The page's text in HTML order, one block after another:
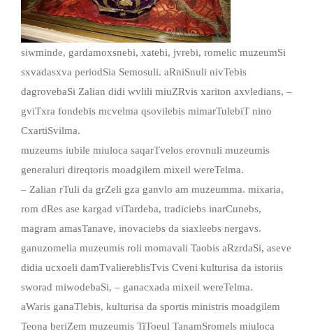
siwminde, gardamoxsnebi, xatebi, jvrebi, romelic muzeumSi
sxvadasxva periodSia Semosuli. aRniSnuli nivTebis
dagrovebaSi Zalian didi wvlili miuZRvis xariton axvledians, –
gviTxra fondebis mcvelma qsovilebis mimarTulebiT nino
CxartiSvilma.
muzeums iubile miuloca saqarTvelos erovnuli muzeumis
generaluri direqtoris moadgilem mixeil wereTelma.
– Zalian rTuli da grZeli gza ganvlo am muzeumma. mixaria,
rom dRes ase kargad viTardeba, tradiciebs inarCunebs,
magram amasTanave, inovaciebs da siaxleebs nergavs.
ganuzomelia muzeumis roli momavali Taobis aRzrdaSi, aseve
didia ucxoeli damTvaliereblisTvis Cveni kulturisa da istoriis
sworad miwodebaSi, – ganacxada mixeil wereTelma.
aWaris ganaTlebis, kulturisa da sportis ministris moadgilem
Teona beriZem muzeumis TiToeul TanamSromels miuloca